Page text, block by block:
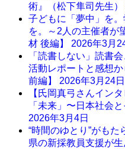
術』（松下隼司先生）
子どもに「夢中」を。
を。～2人の主催者が
材 後編】 2026年3月
「読書しない」読書
活動レポートと感想
前編】 2026年3月24日
【氏岡真弓さんイン
「未来」〜日本社会
2026年3月4日
“時間のゆとり”がも
県の新採教員支援が